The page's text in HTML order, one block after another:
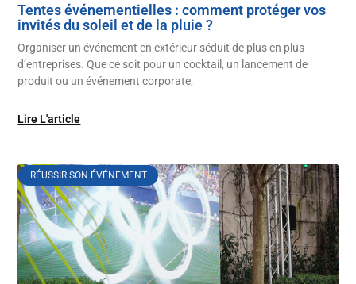
Tentes événementielles : comment protéger vos
invités du soleil et de la pluie ?
Organiser un événement en extérieur séduit de plus en plus
d’entreprises. Que ce soit pour un cocktail, un lancement de
produit ou un événement corporate,
Lire L'article
RÉUSSIR SON ÉVÉNEMENT